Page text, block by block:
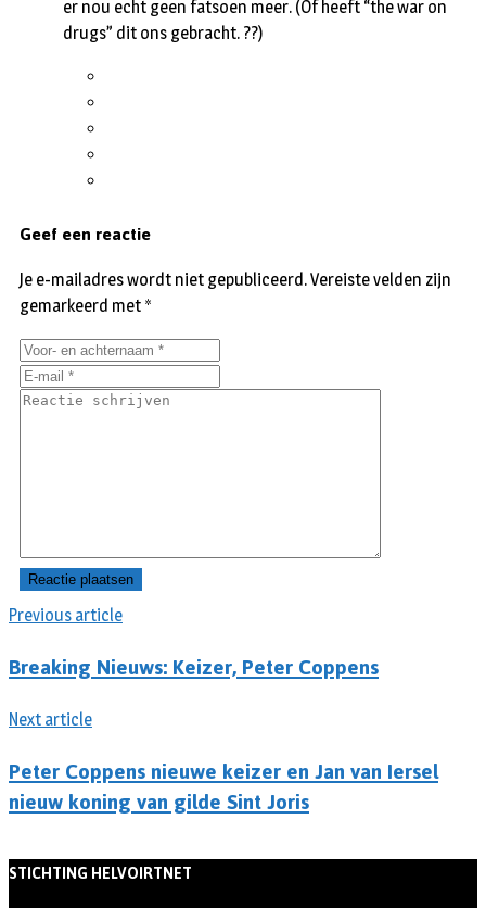
Previous article
Breaking Nieuws: Keizer, Peter Coppens
Next article
Peter Coppens nieuwe keizer en Jan van Iersel
nieuw koning van gilde Sint Joris
er nou echt geen fatsoen meer. (Of heeft “the war on
drugs” dit ons gebracht. ??)
Geef een reactie
Je e-mailadres wordt niet gepubliceerd.Vereiste velden zijn
gemarkeerd met *
STICHTING HELVOIRTNET